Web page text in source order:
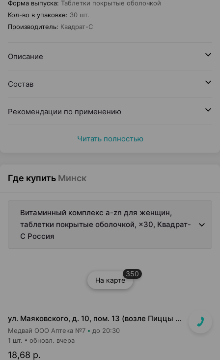
Форма выпуска: Таблетки покрытые оболочкой
Кол-во в упаковке: 30 шт.
Производитель: Квадрат-С
Описание
Состав
Рекомендации по применению
Читать полностью
Где купить Минск
Витаминный комплекс a-zn для женщин,
таблетки покрытые оболочкой, ×30, Квадрат-
С Россия
На карте
350
ул. Маяковского, д. 10, пом. 13 (возле Пиццы Мании)
Медвай ООО Аптека №7 до 20:30
18,68 р.
1 шт. обновл. вчера